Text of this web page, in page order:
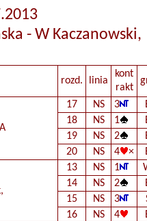
- W Kaczanowski,
rozd. linia
kont
rakt
17 NS 3
18
NS 1
19
NS 2
20
NS 4 ×
13 NS 1
14
NS 2
15
NS 3
16
NS 4